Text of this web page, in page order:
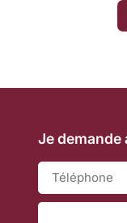
Je demande